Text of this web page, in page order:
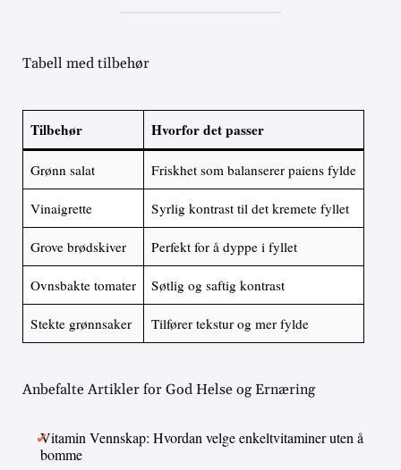
Tabell med tilbehør
Tilbehør Hvorfor det passer
Grønn salat Friskhet som balanserer paiens fylde
Vinaigrette Syrlig kontrast til det kremete fyllet
Grove brødskiver Perfekt for å dyppe i fyllet
Ovnsbakte tomater Søtlig og saftig kontrast
Stekte grønnsaker Tilfører tekstur og mer fylde
Anbefalte Artikler for God Helse og Ernæring
Vitamin Vennskap: Hvordan velge enkeltvitaminer uten å
bomme